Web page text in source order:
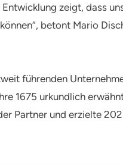
zeigt, dass
betont Mario
führenden
1675 urkundlich
Partner und erzielte